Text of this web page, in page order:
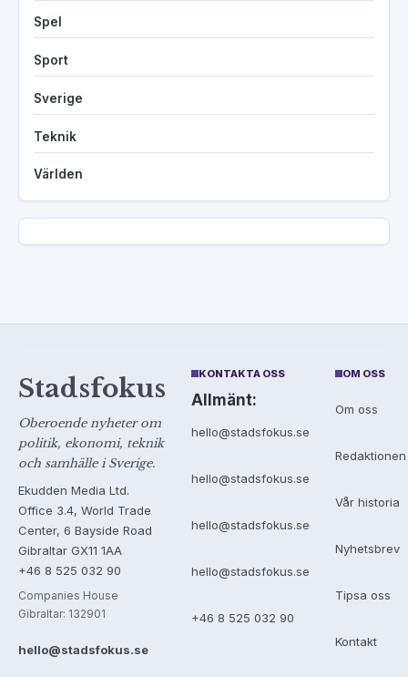
Spel
Sport
Sverige
Teknik
Världen
Stadsfokus
Oberoende nyheter om
politik, ekonomi, teknik
och samhälle i Sverige.
Ekudden Media Ltd.
Office 3.4, World Trade
Center, 6 Bayside Road
Gibraltar GX11 1AA
+46 8 525 032 90
Companies House
Gibraltar: 132901
hello@stadsfokus.se
KONTAKTA OSS
Allmänt:
hello@stadsfokus.se
hello@stadsfokus.se
hello@stadsfokus.se
hello@stadsfokus.se
+46 8 525 032 90
OM OSS
Om oss
Redaktionen
Vår historia
Nyhetsbrev
Tipsa oss
Kontakt